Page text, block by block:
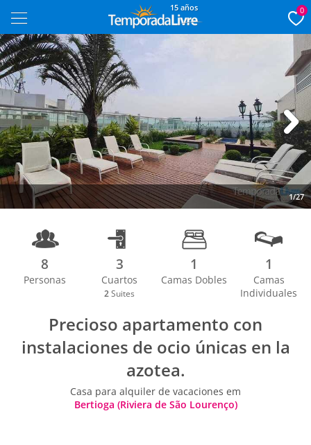
15 años 0
1/27
Next
8
Personas
3
Cuartos
2 Suites
1
Camas Dobles
1
Camas
Individuales
Precioso apartamento con
instalaciones de ocio únicas en la
azotea.
Casa para alquiler de vacaciones em
Bertioga (Riviera de São Lourenço)